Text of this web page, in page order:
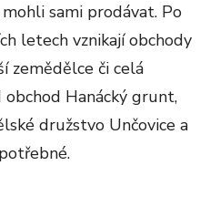
sami prodávat. Po
letech vznikají obchody
zemědělce či celá
Hanácký grunt,
družstvo Unčovice a